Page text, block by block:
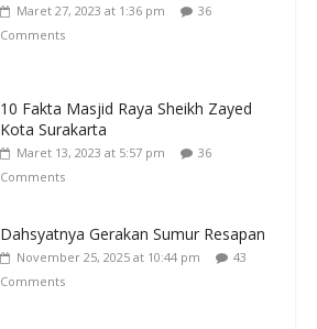
Maret 27, 2023 at 1:36 pm
36
Comments
10 Fakta Masjid Raya Sheikh Zayed
Kota Surakarta
Maret 13, 2023 at 5:57 pm
36
Comments
Dahsyatnya Gerakan Sumur Resapan
November 25, 2025 at 10:44 pm
43
Comments